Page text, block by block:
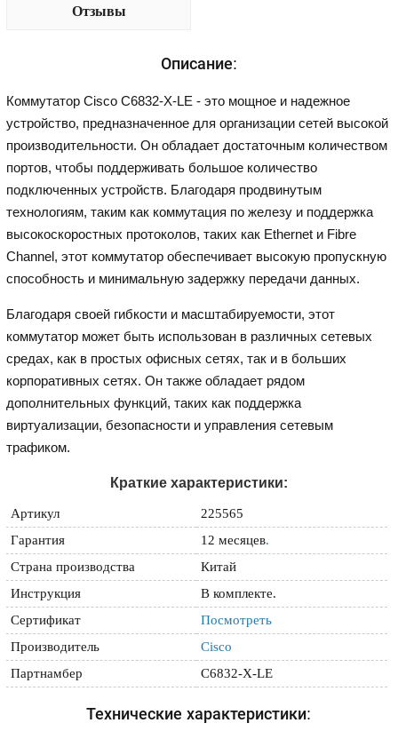
Отзывы
Описание:
Коммутатор Cisco C6832-X-LE - это мощное и надежное
устройство, предназначенное для организации сетей высокой
производительности. Он обладает достаточным количеством
портов, чтобы поддерживать большое количество
подключенных устройств. Благодаря продвинутым
технологиям, таким как коммутация по железу и поддержка
высокоскоростных протоколов, таких как Ethernet и Fibre
Channel, этот коммутатор обеспечивает высокую пропускную
способность и минимальную задержку передачи данных.
Благодаря своей гибкости и масштабируемости, этот
коммутатор может быть использован в различных сетевых
средах, как в простых офисных сетях, так и в больших
корпоративных сетях. Он также обладает рядом
дополнительных функций, таких как поддержка
виртуализации, безопасности и управления сетевым
трафиком.
Краткие характеристики:
Артикул
225565
Гарантия
12 месяцев.
Страна производства
Китай
Инструкция
В комплекте.
Сертификат
Посмотреть
Производитель
Cisco
Партнамбер
C6832-X-LE
Технические характеристики: